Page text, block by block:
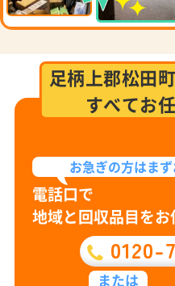
足柄上郡松田
すべてお
お急ぎの方はま
電話口で
地域と回収品目を
0120-
または